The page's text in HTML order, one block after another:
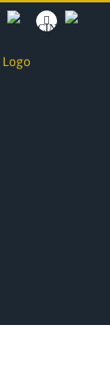
BACOCINA
Facebook